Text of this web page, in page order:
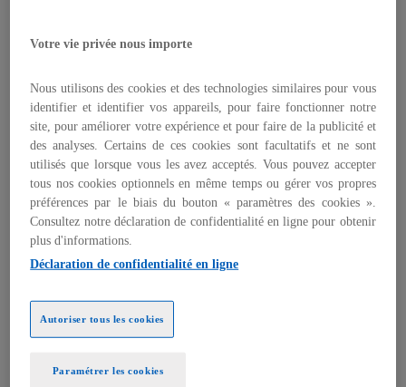
affichent un retour sur investissement
En France, les entreprises privilégient une
trajectoire plus méthodique et progressive,
avec une priorité donnée à la sécurisation
des fondations technologiques :
infrastructure IT et cloud (58 %),
cybersécurité et sécurité des données (53 %)
et opérations (50 %). Au niveau mondial,
cette logique se confirme : 43 % des
dirigeants identifient la gestion des risques
principal défi et 74 % se disent préoccupés
par ces enjeux, tandis que les fonctions IT
Votre vie privée nous importe
Nous utilisons des cookies et des technologies similaires pour vous
identifier et identifier vos appareils, pour faire fonctionner notre
site, pour améliorer votre expérience et pour faire de la publicité et
des analyses. Certains de ces cookies sont facultatifs et ne sont
utilisés que lorsque vous les avez acceptés. Vous pouvez accepter
tous nos cookies optionnels en même temps ou gérer vos propres
préférences par le biais du bouton « paramètres des cookies ».
Consultez notre déclaration de confidentialité en ligne pour obtenir
plus d'informations.
Déclaration de confidentialité en ligne
Paramétrer les cookies
Autoriser tous les cookies